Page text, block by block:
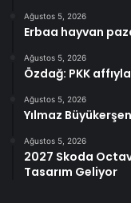
Ağustos 5, 2026
Erbaa hayvan
Ağustos 5, 2026
Özdağ: PKK
Ağustos 5, 2026
Yılmaz
Ağustos 5, 2026
2027 Skoda
Tasarım Geliyor